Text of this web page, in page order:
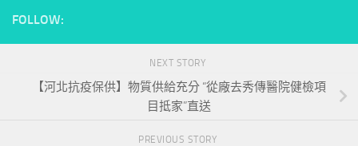
FOLLOW:
NEXT STORY
【河北抗疫保供】物質供給充分 “從廠去秀傳醫院健檢項
目抵家”直送
PREVIOUS STORY